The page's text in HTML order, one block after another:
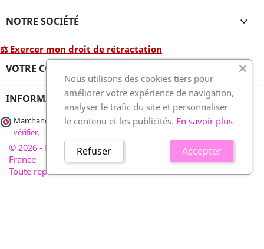
NOTRE SOCIÉTÉ 
⚖ Exercer mon droit de rétractation
VOTRE COMPTE 
INFORMATIONS
Marchand approuvé par la Société des Avis Garantis,cliquez ici pour
vérifier.
© 2026 - France-plaques-funéraires.fr, développé par Wess
France
Toute reproduction interdite
Nous utilisons des cookies tiers pour
améliorer votre expérience de navigation,
analyser le trafic du site et personnaliser
le contenu et les publicités. En savoir plus
Accepter
Refuser